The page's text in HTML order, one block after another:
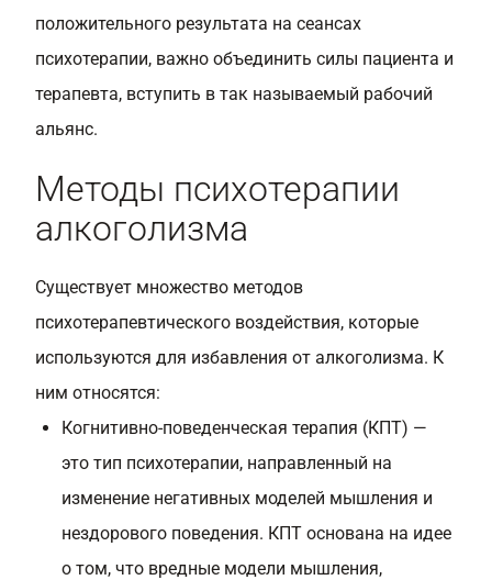
положительного результата на сеансах
психотерапии, важно объединить силы пациента и
терапевта, вступить в так называемый рабочий
альянс.
Методы психотерапии
алкоголизма
Существует множество методов
психотерапевтического воздействия, которые
используются для избавления от алкоголизма. К
ним относятся:
Когнитивно-поведенческая терапия (КПТ) —
это тип психотерапии, направленный на
изменение негативных моделей мышления и
нездорового поведения. КПТ основана на идее
о том, что вредные модели мышления,